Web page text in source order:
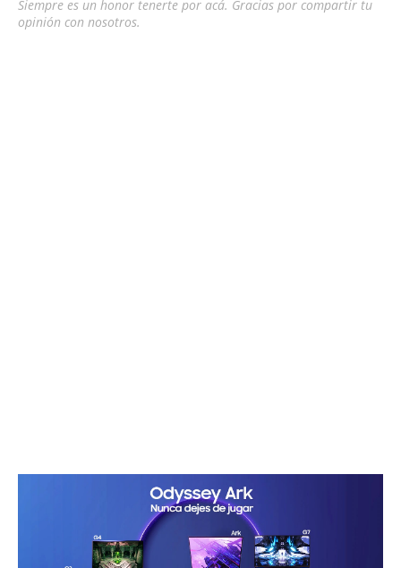
Siempre es un honor tenerte por acá. Gracias por compartir tu
opinión con nosotros.